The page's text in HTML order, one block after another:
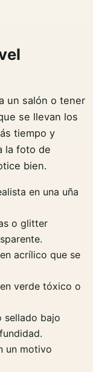
un salón o tener
se llevan los
tiempo y
la foto de
bien.
en una uña
o glitter
acrílico que se
verde tóxico o
sellado bajo
un motivo